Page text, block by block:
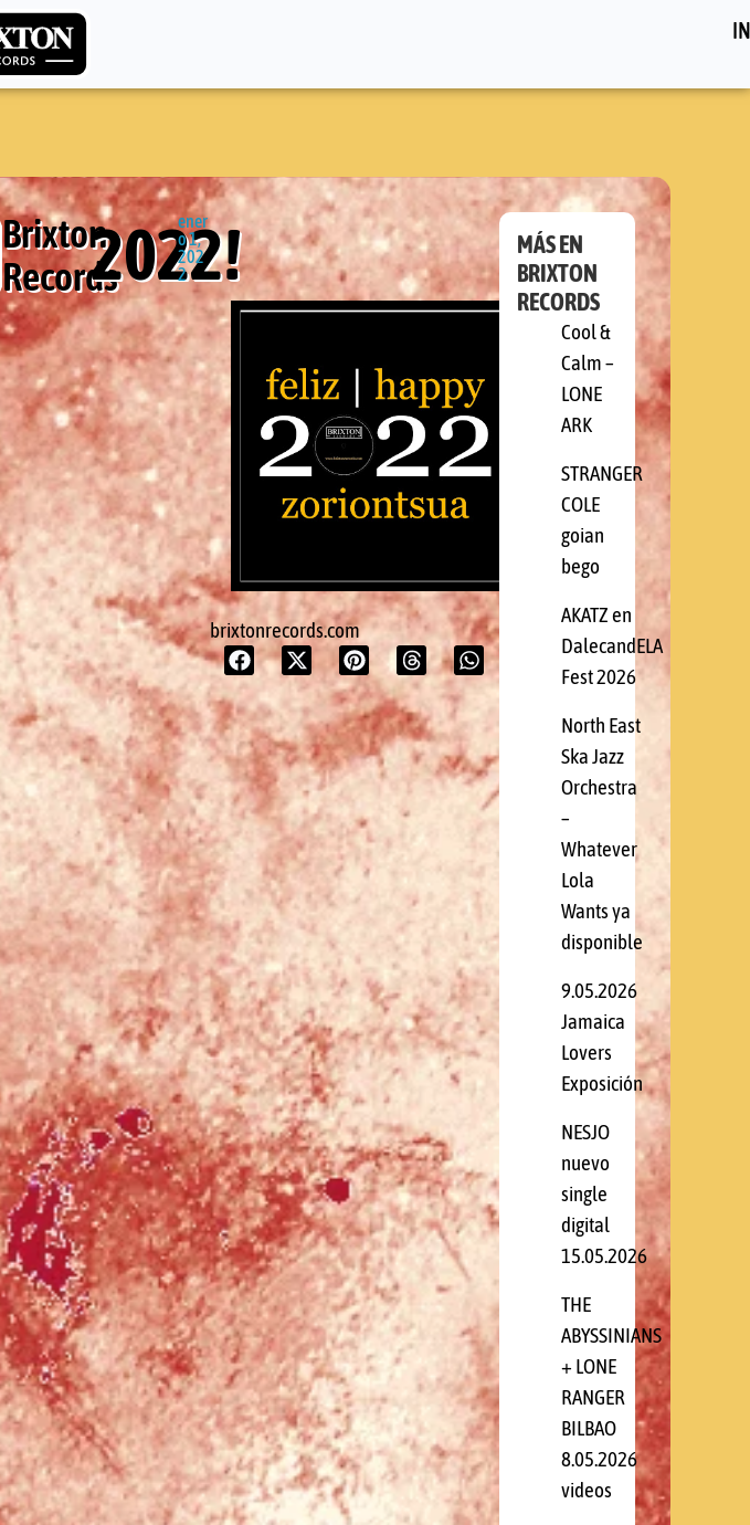
Brixton
Records2022!
ener
o 1,
202
2
brixtonrecords.com
MÁS EN
BRIXTON
RECORDS
Cool &
Calm –
LONE
ARK
STRANGER
COLE
goian
bego
AKATZ en
DalecandELA
Fest 2026
North East
Ska Jazz
Orchestra
–
Whatever
Lola
Wants ya
disponible
9.05.2026
Jamaica
Lovers
Exposición
NESJO
nuevo
single
digital
15.05.2026
THE
ABYSSINIANS
+ LONE
RANGER
BILBAO
8.05.2026
videos